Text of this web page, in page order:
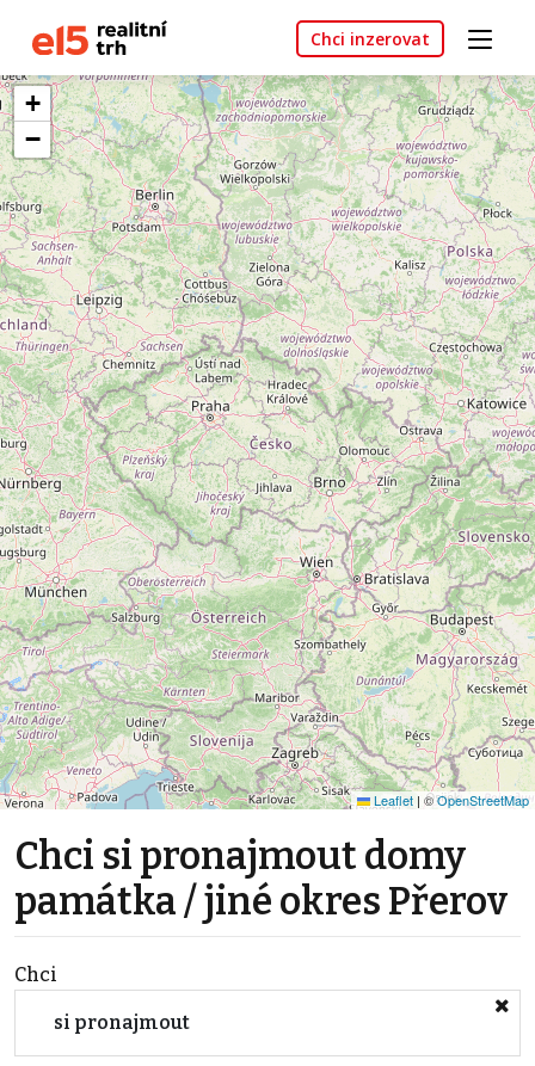
Chci inzerovat
+
−
Leaflet | ©OpenStreetMap
Chci si pronajmout domy
památka / jiné okres Přerov
Chci
si pronajmout